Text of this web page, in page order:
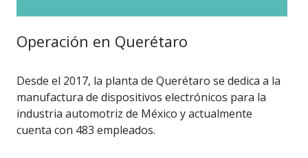
Operación en Querétaro
Desde el 2017, la planta de Querétaro se dedica a la
manufactura de dispositivos electrónicos para la
industria automotriz de México y actualmente
cuenta con 483 empleados.